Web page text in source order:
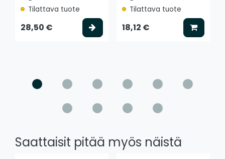
Tilattava tuote
28,50 € Valitse vaihtoehto
Tilattava tuote
18,12 € Lisää
Saattaisit pitää myös näistä